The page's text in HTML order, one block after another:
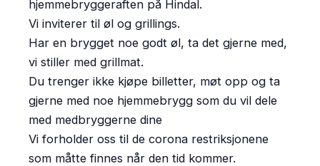
hjemmebryggeraften på Hindal.
Vi inviterer til øl og grillings.
Har en brygget noe godt øl, ta det gjerne med,
vi stiller med grillmat.
Du trenger ikke kjøpe billetter, møt opp og ta
gjerne med noe hjemmebrygg som du vil dele
med medbryggerne dine
Vi forholder oss til de corona restriksjonene
som måtte finnes når den tid kommer.